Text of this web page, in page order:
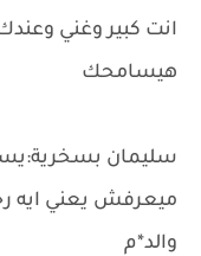
انت كبير وغني
هيسامحك
سليمان
ميعرفش يعني ايه
والد*م